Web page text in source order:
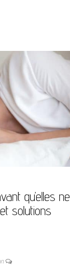
qu’elles ne
solutions